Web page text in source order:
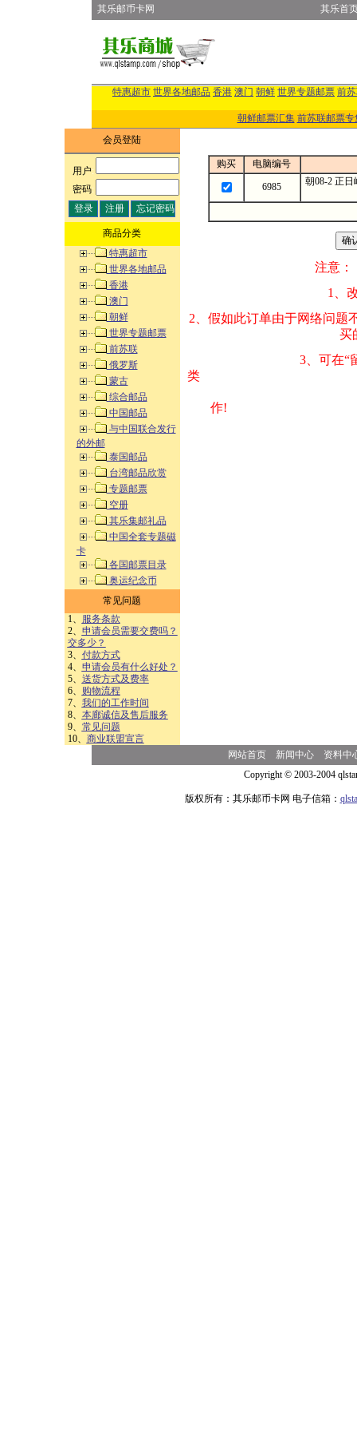
其乐邮币卡网 其乐首
特惠超市 世界各地邮品 香港 澳门 朝鲜 世界专题邮票 前
朝鲜邮票汇集 前苏联邮票专
会员登陆
用户:
密码:
商品分类
特惠超市
世界各地邮品
香港
澳门
朝鲜
世界专题邮票
前苏联
俄罗斯
蒙古
综合邮品
中国邮品
与中国联合发行
的外邮
泰国邮品
台湾邮品欣赏
专题邮票
空册
其乐集邮礼品
中国全套专题磁
卡
各国邮票目录
奥运纪念币
常见问题
1、
服务条款
2、 申请会员需要交费吗？
交多少？
3、 付款方式
4、 申请会员有什么好处？
5、 送货方式及费率
6、
购物流程
7、 我们的工作时间
8、 本廊诚信及售后服务
9、 常见问题
10、 商业联盟宣言
购买 电脑编号
6985
朝08-2 正
注意：
1、改变商品数量
2、假如此订单由
买的邮品的“
3、可在“
类 方式告之
作!
网站首页 新闻中心
资料中
Copyright © 2003-2004
版权所有：其乐邮币卡网 电子信箱：